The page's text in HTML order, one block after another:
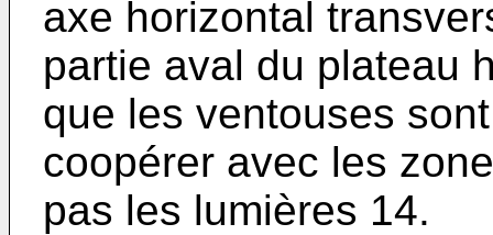
axe horizontal
partie aval du plateau
que les ventouses
coopérer avec les
pas les lumières 14.